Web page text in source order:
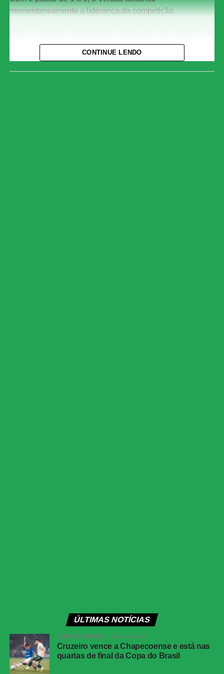
momentaneamente a liderança da competição.
a mais que a Ferroviária, segunda colocada. As
Guerreiras Grenás, no entanto, ainda jogam nesta quarta-
CONTINUE LENDO
ÚLTIMAS NOTÍCIAS
COPA DO BRASIL 14 horas atrás
Cruzeiro vence a Chapecoense e está nas
quartas de final da Copa do Brasil